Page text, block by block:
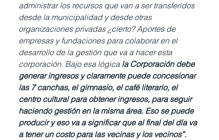
administrar los recursos que van a ser transferidos
desde la municipalidad y desde otras
organizaciones privadas ¿cierto? Aportes de
empresas y fundaciones para colaborar en el
desarrollo de la gestión que va a hacer esta
corporación. Bajo esa lógica la Corporación debe
generar ingresos y claramente puede concesionar
las 7 canchas, el gimnasio, el café literario, el
centro cultural para obtener ingresos, para seguir
haciendo gestión en la misma área. Eso se puede
producir y eso va a significar que al final del día va
a tener un costo para las vecinas y los vecinos”.